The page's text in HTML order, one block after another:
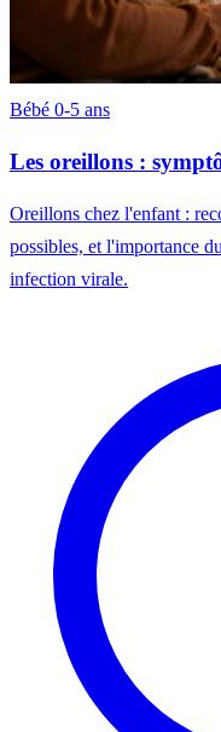
Bébé 0-5 ans
Les oreillons :
Oreillons chez l'enfant :
possibles, et l'importance
infection virale.